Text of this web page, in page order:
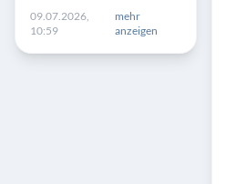
09.07.2026,
10:59
mehr
anzeigen